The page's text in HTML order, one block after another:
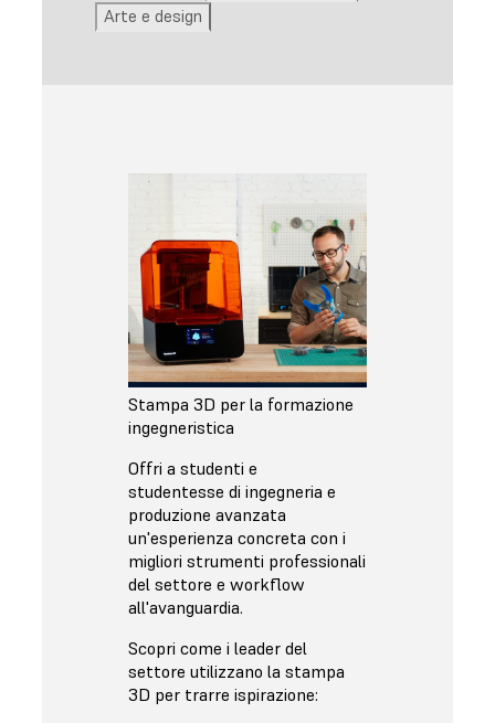
Arte e design
Stampa 3D per la formazione
ingegneristica
Offri a studenti e
studentesse di ingegneria e
produzione avanzata
un'esperienza concreta con i
migliori strumenti professionali
del settore e workflow
all'avanguardia.
Scopri come i leader del
settore utilizzano la stampa
3D per trarre ispirazione: